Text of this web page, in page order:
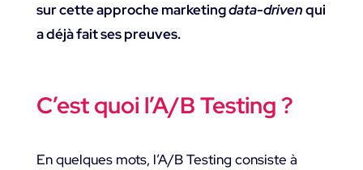
sur cette approche marketingdata-drivenqui
a déjà fait ses preuves.
C’est quoi l’A/B Testing ?
En quelques mots, l’A/B Testing consiste à